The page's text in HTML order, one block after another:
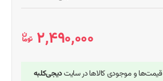
2,490,000 ﷼
قیمت‌ها و موجودی کالاها در سایتدیجی‌کلبه